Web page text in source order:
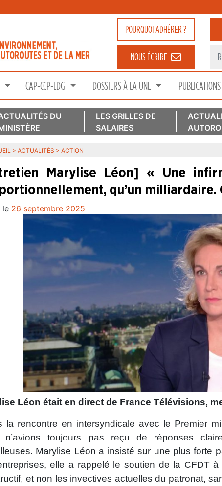
POURQUOIADHÉRER ?
NOUS ÉCRIRE
CAP-CCP-LDG DOSSIERS À LA UNE PUBLICATIONS
DU
LES GRILLES DE
SALAIRES
> ACTUALITÉS > ACTION
Marylise Léon] « Une
qu’un milliardaire.
le 26 septembre 2025
Léon était en direct de France Télévisions,
la rencontre en intersyndicale avec le Premier
n’avions toujours pas reçu de réponses
Marylise Léon a insisté sur une plus forte
elle a rappelé le soutien de la CFDT
et non les invectives actuelles du patronat,